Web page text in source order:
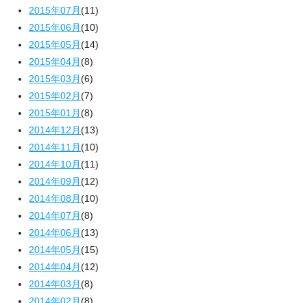
2015年07月(11)
2015年06月(10)
2015年05月(14)
2015年04月(8)
2015年03月(6)
2015年02月(7)
2015年01月(8)
2014年12月(13)
2014年11月(10)
2014年10月(11)
2014年09月(12)
2014年08月(10)
2014年07月(8)
2014年06月(13)
2014年05月(15)
2014年04月(12)
2014年03月(8)
2014年02月(8)